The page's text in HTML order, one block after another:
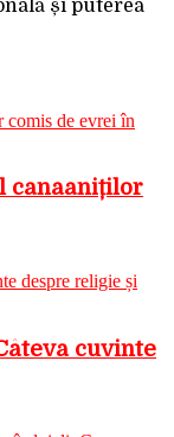
și puterea
canaaniților
cuvinte